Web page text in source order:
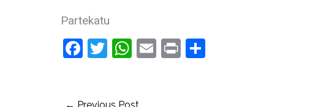
Partekatu
Facebook
Twitter
WhatsApp
Email
PrintCompartir